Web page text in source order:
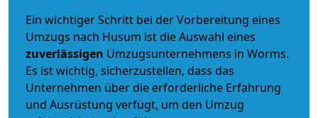
Ein wichtiger Schritt bei der Vorbereitung eines
Umzugs nach Husum ist die Auswahl eines
zuverlässigen Umzugsunternehmens in Worms.
Es ist wichtig, sicherzustellen, dass das
Unternehmen über die erforderliche Erfahrung
und Ausrüstung verfügt, um den Umzug